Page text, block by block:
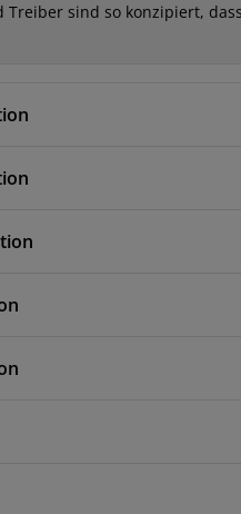
Treiber sind so konzipiert,